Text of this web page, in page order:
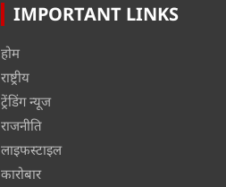
IMPORTANT LINKS
होम
राष्ट्रीय
ट्रेंडिंग न्यूज
राजनीति
लाइफस्टाइल
कारोबार